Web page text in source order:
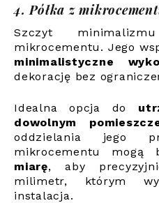
4. Półka z
Szczyt
mikrocementu. Jego
minimalistyczne
dekorację bez
Idealna opcja do
dowolnym
oddzielania jego
mikrocementu mogą
miarę, aby
milimetr, którym
instalacja.